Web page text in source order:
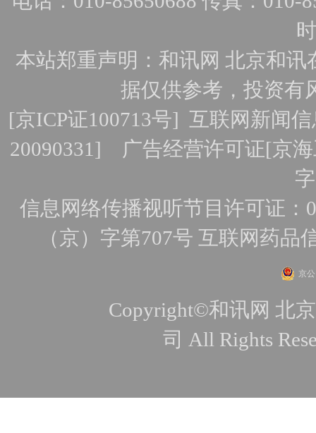
本站郑重声明：和讯网 北京和
据仅供参考，投资有
[京ICP证100713号]互联网新闻
20090331] 广告经营许可证[京
信息网络传播视听节目许可证：
（京）字第707号 互联网药品
京
Copyright©和讯网 北
司 All Rights